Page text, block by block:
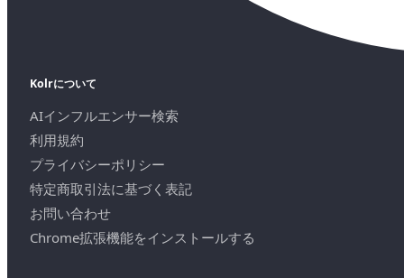
Kolrについて
AIインフルエンサー検索
利用規約
プライバシーポリシー
特定商取引法に基づく表記
お問い合わせ
Chrome拡張機能をインストールする